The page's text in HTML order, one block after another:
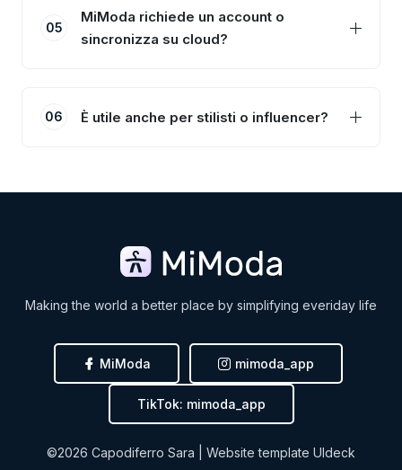
05
MiModa richiede un account o
sincronizza su cloud?
06 È utile anche per stilisti o influencer?
Making the world a better place by simplifying everiday life
MiModa mimoda_app
TikTok: mimoda_app
©2026 Capodiferro Sara | Website template UIdeck